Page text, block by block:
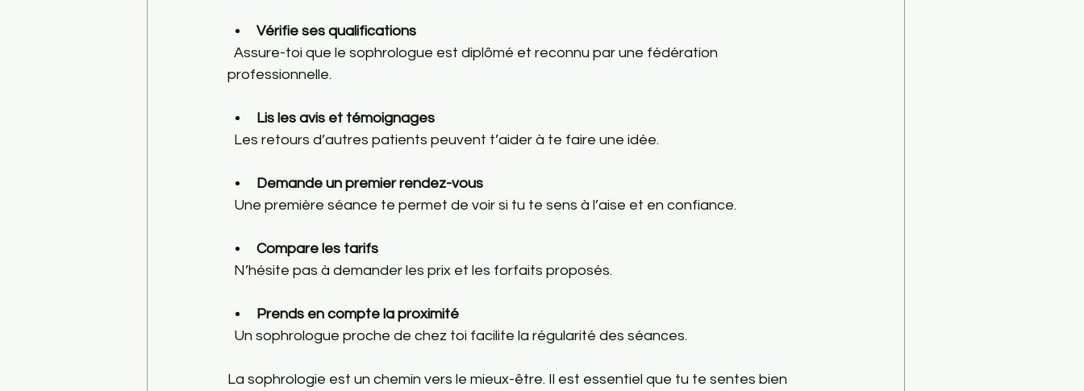
Vérifie ses qualifications
professionnelle.
Lis les avis et témoignages
  Les retours d’autres patients peuvent t’aider à te faire une idée.
Demande un premier rendez-vous
  Une première séance te permet de voir si tu te sens à l’aise et en confiance.
Compare les tarifs
  N’hésite pas à demander les prix et les forfaits proposés.
Prends en compte la proximité
  Un sophrologue proche de chez toi facilite la régularité des séances.
La sophrologie est un chemin vers le mieux-être. Il est essentiel que tu te sentes bien